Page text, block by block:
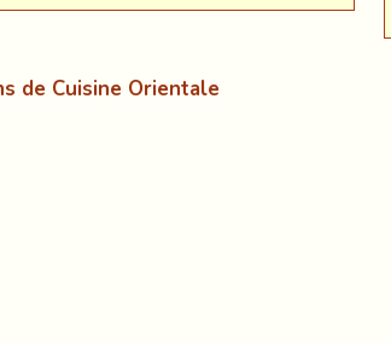
de Cuisine Orientale